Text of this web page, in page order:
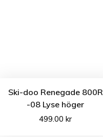
Ski-doo Renegade 800R
-08 Lyse höger
499.00kr